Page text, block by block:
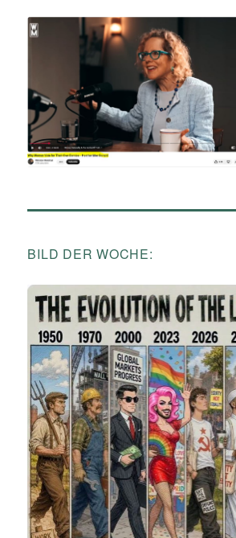
BILD DER WOCHE: